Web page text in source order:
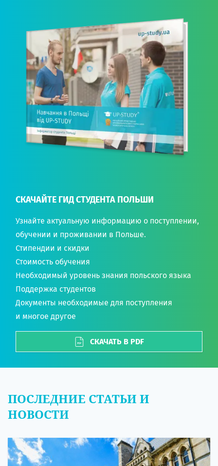
СКАЧАЙТЕ ГИД СТУДЕНТА ПОЛЬШИ
Узнайте актуальную информацию о поступлении,
обучении и проживании в Польше.
Стипендии и скидки
Стоимость обучения
Необходимый уровень знания польского языка
Поддержка студентов
Документы необходимые для поступления
и многое другое
СКАЧАТЬ В PDF
ПОСЛЕДНИЕ СТАТЬИ И
НОВОСТИ